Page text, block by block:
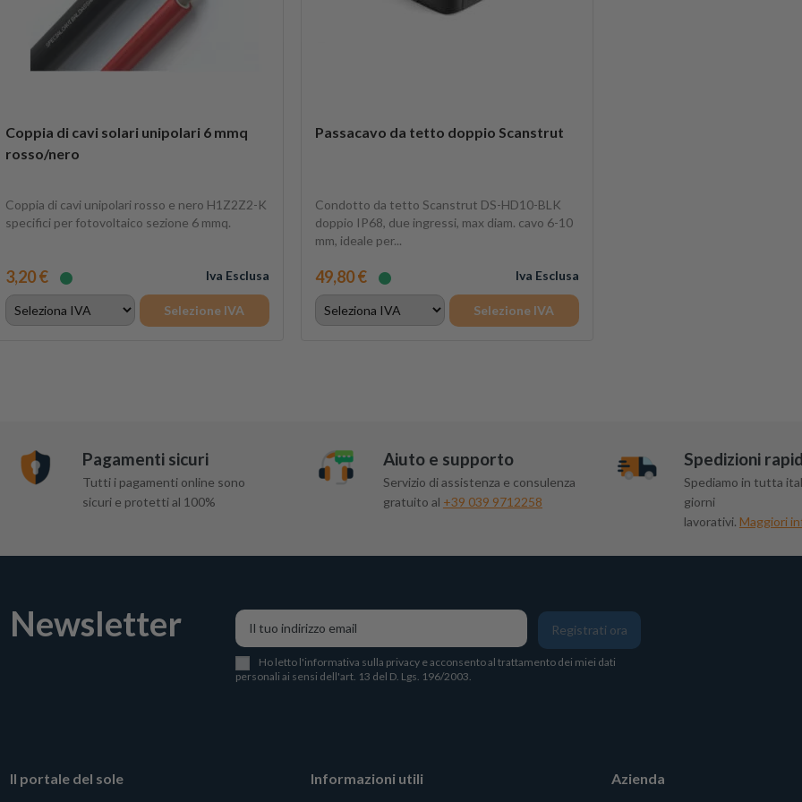
Coppia di cavi solari unipolari 6 mmq
rosso/nero
Coppia di cavi unipolari rosso e nero H1Z2Z2-K
specifici per fotovoltaico sezione 6 mmq.
3,20 € Iva Esclusa
Selezione IVA
Passacavo da tetto doppio Scanstrut
Condotto da tetto Scanstrut DS-HD10-BLK
doppio IP68, due ingressi, max diam. cavo 6-10
mm, ideale per...
49,80 € Iva Esclusa
Selezione IVA
Pagamenti sicuri
Tutti i pagamenti online sono
sicuri e protetti al 100%
Aiuto e supporto
Servizio di assistenza e consulenza
gratuito al +39 039 9712258
Spedizioni
Spediamo in tutta
giorni
lavorativi. Maggiori
Newsletter Registrati ora
Ho letto l'informativa sulla privacye acconsento al trattamento dei miei dati
personali ai sensi dell'art. 13 del D. Lgs. 196/2003.
Il portale del sole Informazioni utili Azienda